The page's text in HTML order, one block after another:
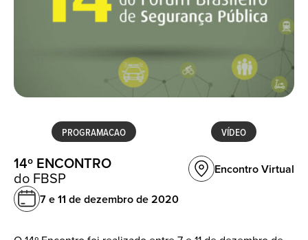
PROGRAMACAO VÍDEO
14º ENCONTRO
do FBSP
Encontro Virtual
7 e 11 de dezembrode 2020